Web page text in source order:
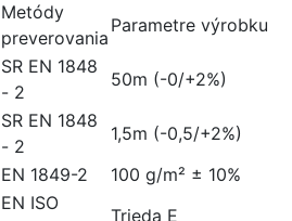
Metódy
preverovania
Parametre výrobku
SR EN 1848
- 2
50m (-0/+2%)
SR EN 1848
- 2
1,5m (-0,5/+2%)
EN 1849-2
100 g/m² ± 10%
EN ISO
Trieda E